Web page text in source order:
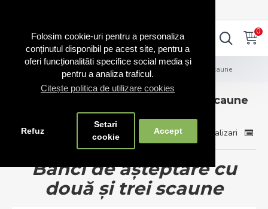
Folosim cookie-uri pentru a personaliza
conținutul disponibil pe acest site, pentru a
oferi funcționalităti specifice social media și
pentru a analiza traficul.
Citește politica de utilizare cookies
Refuz
Setari
cookie
Accept
0
Blog Scaune Bănci de așteptare cu două și trei scaune
Bănci de așteptare cu două și trei scaune
Comenzi Scaune 0 Comentarii 10618 Vizualizari
Bănci de așteptare cu
două și trei scaune